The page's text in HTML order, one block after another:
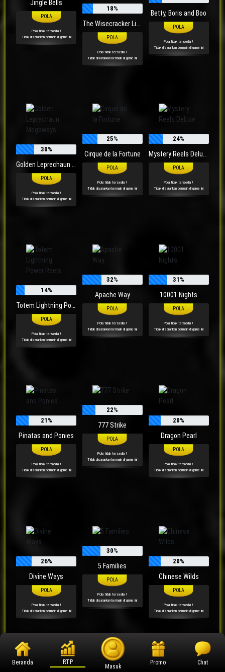
Jingle Bells
Pola tidak tersedia !
Tidak disarankan bermain di game ini
18%
The Wisecracker Lightning
Pola tidak tersedia !
Tidak disarankan bermain di game ini
Betty, Boris and Boo
Pola tidak tersedia !
Tidak disarankan bermain di game ini
30%
Golden Leprechaun Megaways
Pola tidak tersedia !
Tidak disarankan bermain di game ini
25%
Cirque de la Fortune
Pola tidak tersedia !
Tidak disarankan bermain di game ini
24%
Mystery Reels Deluxe
Pola tidak tersedia !
Tidak disarankan bermain di game ini
14%
Totem Lightning Power Reels
Pola tidak tersedia !
Tidak disarankan bermain di game ini
32%
Apache Way
Pola tidak tersedia !
Tidak disarankan bermain di game ini
31%
10001 Nights
Pola tidak tersedia !
Tidak disarankan bermain di game ini
21%
Pinatas and Ponies
Pola tidak tersedia !
Tidak disarankan bermain di game ini
22%
777 Strike
Pola tidak tersedia !
Tidak disarankan bermain di game ini
20%
Dragon Pearl
Pola tidak tersedia !
Tidak disarankan bermain di game ini
26%
Divine Ways
Pola tidak tersedia !
Tidak disarankan bermain di game ini
30%
5 Families
Pola tidak tersedia !
Tidak disarankan bermain di game ini
20%
Chinese Wilds
Pola tidak tersedia !
Tidak disarankan bermain di game ini
Beranda RTP
Masuk
Promo Chat